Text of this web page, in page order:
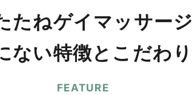
たねゲイマッサージ
ない特徴とこだわり
FEATURE